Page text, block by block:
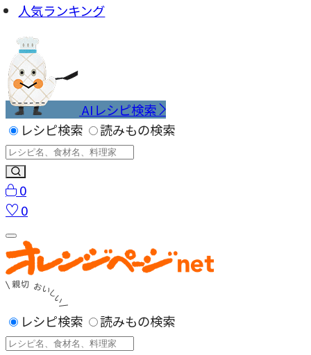
人気ランキング
AIレシピ検索
レシピ検索
読みもの検索
0
0
レシピ検索 読みもの検索